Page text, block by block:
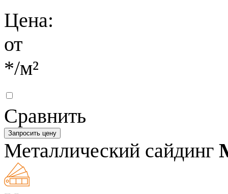
Цена:
от
*/м²
Сравнить
Запросить цену
Металлический сайдинг